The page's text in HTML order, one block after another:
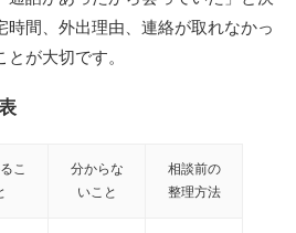
時間、外出理由、連絡が取れなかっ
が大切です。
こ
分からな
いこと
相談前の
整理方法